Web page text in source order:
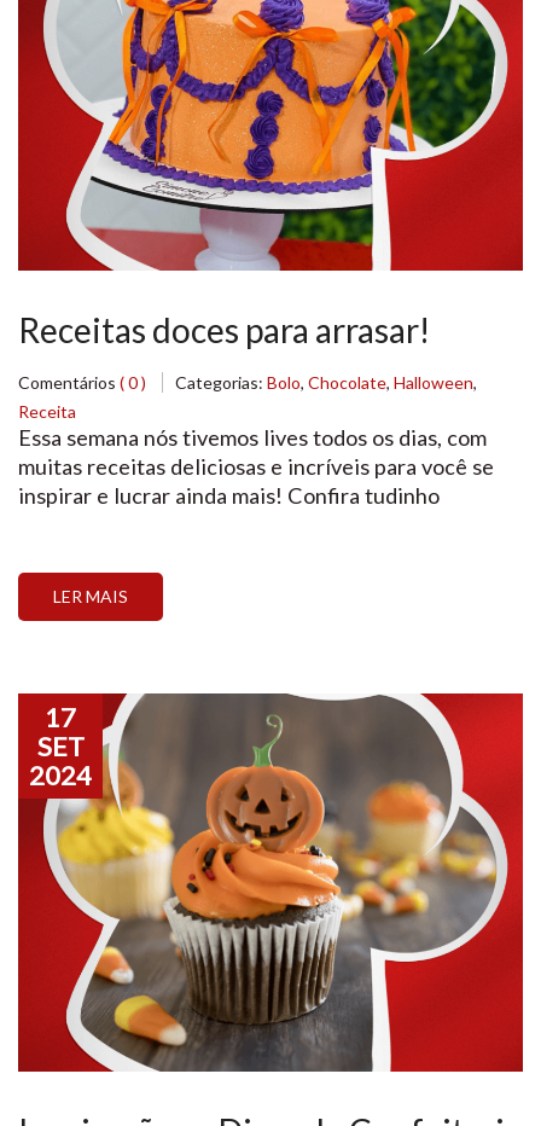
Receitas doces para arrasar!
Comentários ( 0 ) Categorias: Bolo, Chocolate, Halloween,
Receita
Essa semana nós tivemos lives todos os dias, com
muitas receitas deliciosas e incríveis para você se
inspirar e lucrar ainda mais! Confira tudinho
LER MAIS
17
SET
2024